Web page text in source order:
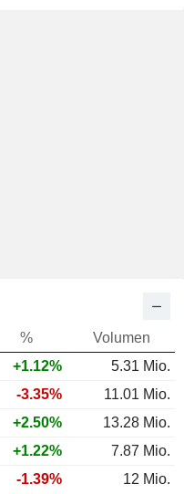
%
Volumen
+1.12%
5.31 Mio.
-3.35%
11.01 Mio.
+2.50%
13.28 Mio.
+1.22%
7.87 Mio.
-1.39% 12 Mio.